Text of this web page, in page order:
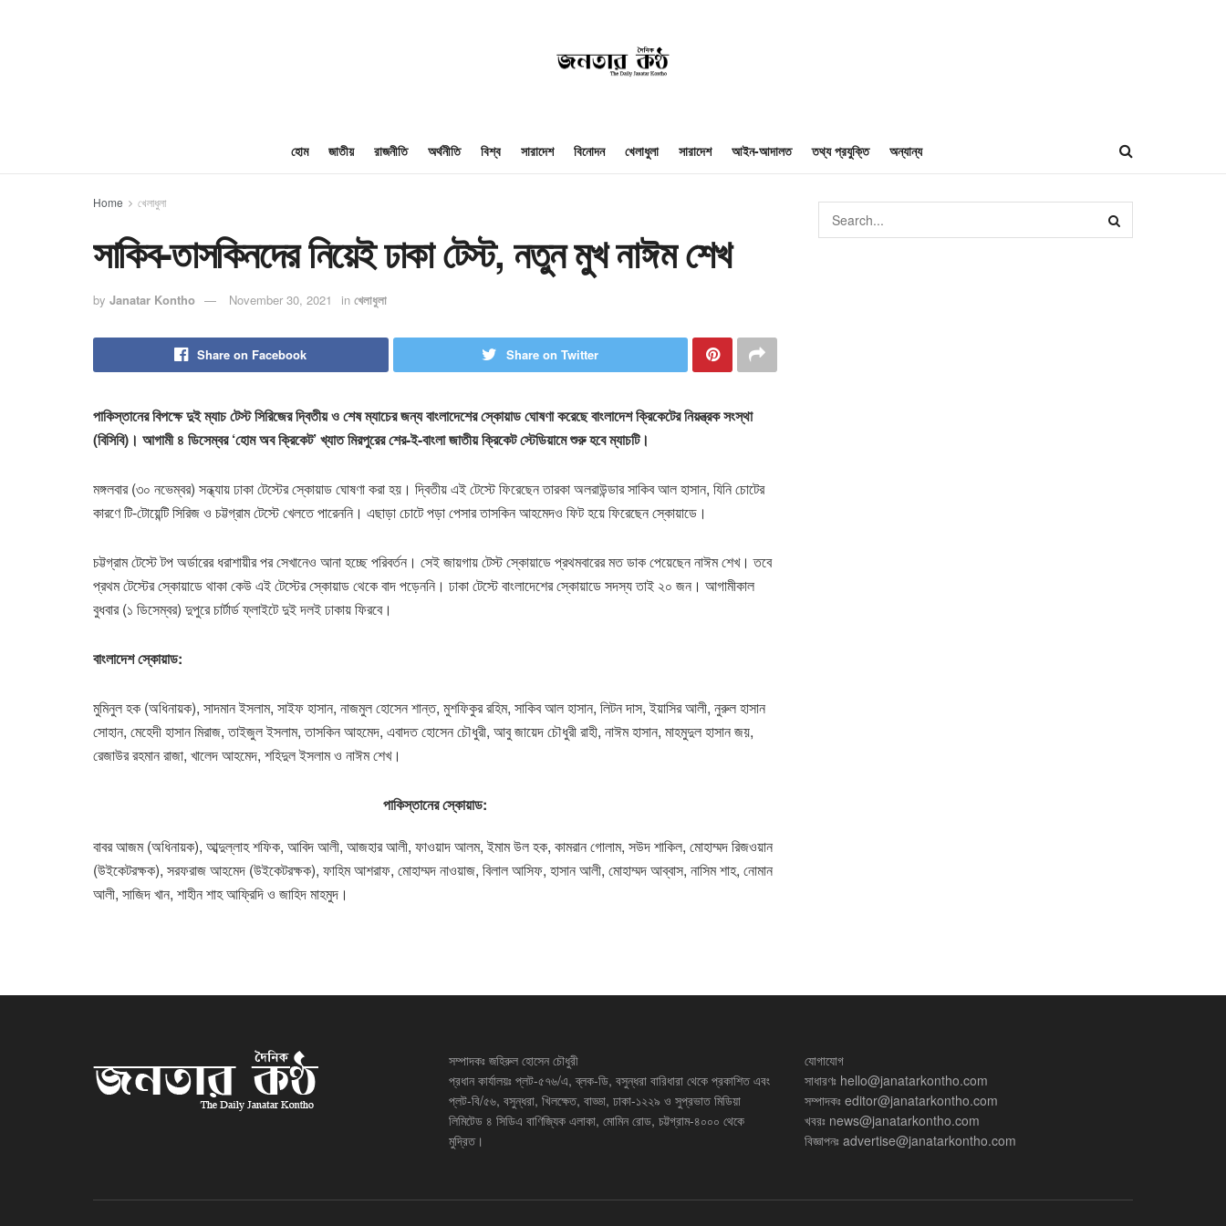
হোম জাতীয় রাজনীতি অর্থনীতি বিশ্ব সারাদেশ বিনোদন খেলাধুলা সারাদেশ আইন-আদালত তথ্য প্রযুক্তি অন্যান্য
Home খেলাধুলা
সাকিব-তাসকিনদের নিয়েই ঢাকা টেস্ট, নতুন মুখ নাঈম শেখ
by Janatar Kontho November 30, 2021 in খেলাধুলা
Share on Facebook Share on Twitter
পাকিস্তানের বিপক্ষে দুই ম্যাচ টেস্ট সিরিজের দ্বিতীয় ও শেষ ম্যাচের জন্য বাংলাদেশের স্কোয়াড ঘোষণা করেছে বাংলাদেশ ক্রিকেটের নিয়ন্ত্রক সংস্থা
(বিসিবি)। আগামী ৪ ডিসেম্বর ‘হোম অব ক্রিকেট’ খ্যাত মিরপুরের শের-ই-বাংলা জাতীয় ক্রিকেট স্টেডিয়ামে শুরু হবে ম্যাচটি।
মঙ্গলবার (৩০ নভেম্বর) সন্ধ্যায় ঢাকা টেস্টের স্কোয়াড ঘোষণা করা হয়। দ্বিতীয় এই টেস্টে ফিরেছেন তারকা অলরাউন্ডার সাকিব আল হাসান, যিনি চোটের
কারণে টি-টোয়েন্টি সিরিজ ও চট্টগ্রাম টেস্টে খেলতে পারেননি। এছাড়া চোটে পড়া পেসার তাসকিন আহমেদও ফিট হয়ে ফিরেছেন স্কোয়াডে।
চট্টগ্রাম টেস্টে টপ অর্ডারের ধরাশায়ীর পর সেখানেও আনা হচ্ছে পরিবর্তন। সেই জায়গায় টেস্ট স্কোয়াডে প্রথমবারের মত ডাক পেয়েছেন নাঈম শেখ। তবে
প্রথম টেস্টের স্কোয়াডে থাকা কেউ এই টেস্টের স্কোয়াড থেকে বাদ পড়েননি। ঢাকা টেস্টে বাংলাদেশের স্কোয়াডে সদস্য তাই ২০ জন। আগামীকাল
বুধবার (১ ডিসেম্বর) দুপুরে চার্টার্ড ফ্লাইটে দুই দলই ঢাকায় ফিরবে।
বাংলাদেশ স্কোয়াড:
মুমিনুল হক (অধিনায়ক), সাদমান ইসলাম, সাইফ হাসান, নাজমুল হোসেন শান্ত, মুশফিকুর রহিম, সাকিব আল হাসান, লিটন দাস, ইয়াসির আলী, নুরুল হাসান
সোহান, মেহেদী হাসান মিরাজ, তাইজুল ইসলাম, তাসকিন আহমেদ, এবাদত হোসেন চৌধুরী, আবু জায়েদ চৌধুরী রাহী, নাঈম হাসান, মাহমুদুল হাসান জয়,
রেজাউর রহমান রাজা, খালেদ আহমেদ, শহিদুল ইসলাম ও নাঈম শেখ।
পাকিস্তানের স্কোয়াড:
বাবর আজম (অধিনায়ক), আব্দুল্লাহ শফিক, আবিদ আলী, আজহার আলী, ফাওয়াদ আলম, ইমাম উল হক, কামরান গোলাম, সউদ শাকিল, মোহাম্মদ রিজওয়ান
(উইকেটরক্ষক), সরফরাজ আহমেদ (উইকেটরক্ষক), ফাহিম আশরাফ, মোহাম্মদ নাওয়াজ, বিলাল আসিফ, হাসান আলী, মোহাম্মদ আব্বাস, নাসিম শাহ, নোমান
আলী, সাজিদ খান, শাহীন শাহ আফ্রিদি ও জাহিদ মাহমুদ।
সম্পাদকঃ জহিরুল হোসেন চৌধুরী
প্রধান কার্যালয়ঃ প্লট-৫৭৬/এ, ব্লক-ডি, বসুন্ধরা বারিধারা থেকে প্রকাশিত এবং
প্লট-বি/৫৬, বসুন্ধরা, খিলক্ষেত, বাড্ডা, ঢাকা-১২২৯ ও সুপ্রভাত মিডিয়া
লিমিটেড ৪ সিডিএ বাণিজ্যিক এলাকা, মোমিন রোড, চট্টগ্রাম-৪০০০ থেকে
মুদ্রিত।
যোগাযোগ
সাধারণঃ hello@janatarkontho.com
সম্পাদকঃ editor@janatarkontho.com
খবরঃ news@janatarkontho.com
বিজ্ঞাপনঃ advertise@janatarkontho.com